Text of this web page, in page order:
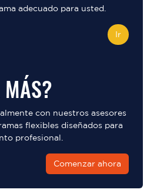
adecuado para usted.
Ir
MÁS?
con nuestros asesores
flexibles diseñados para
profesional.
Comenzar ahora